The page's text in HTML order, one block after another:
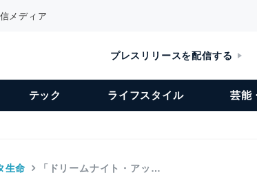
メディア
プレスリリースを配信する
テック ライフスタイル 芸能
生命 「ドリームナイト・アッ…